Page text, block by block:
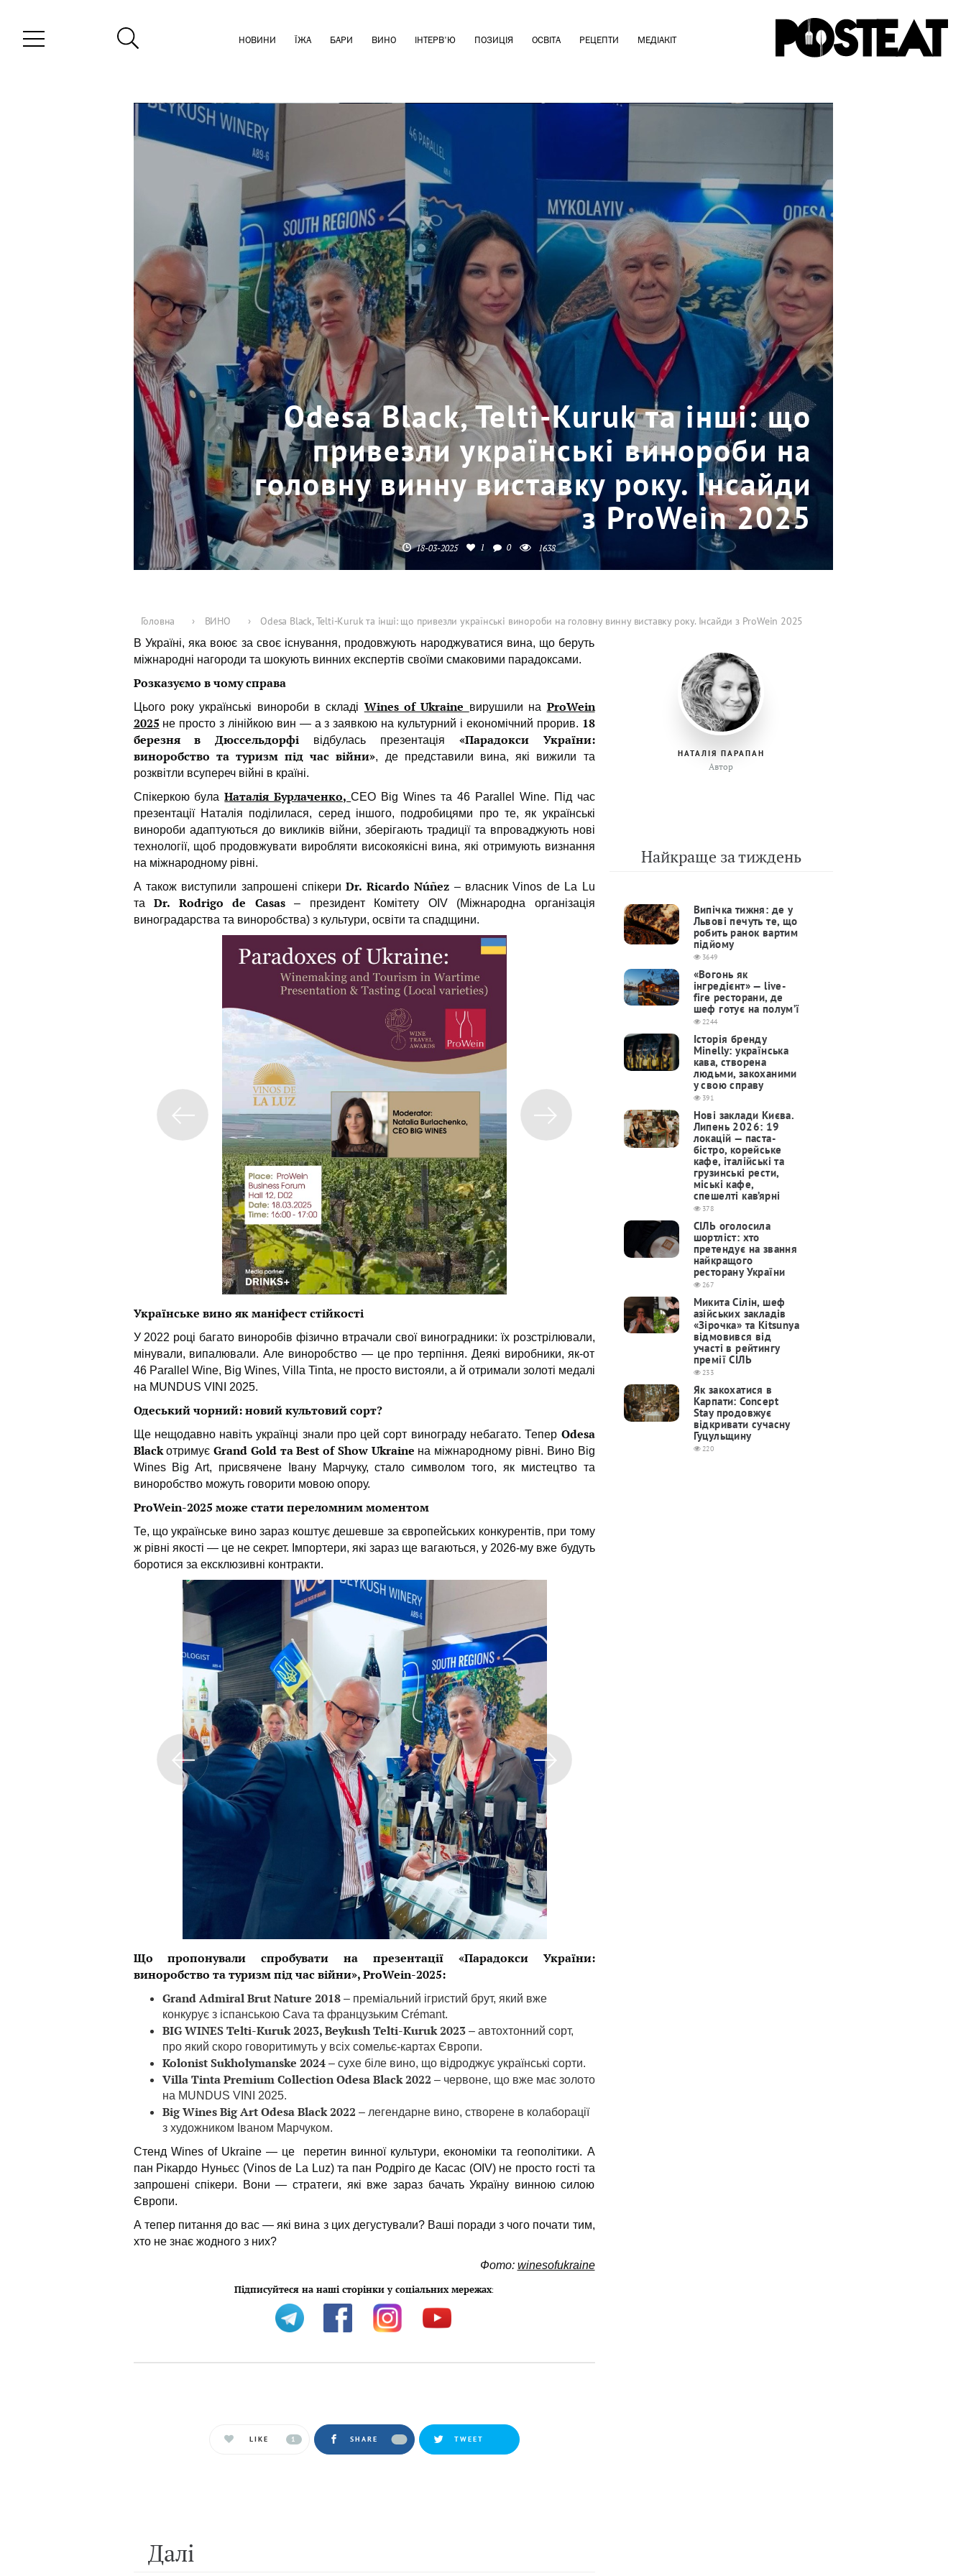
НОВИНИ ЇЖА БАРИ ВИНО ІНТЕРВ'Ю ПОЗИЦІЯ ОСВІТА РЕЦЕПТИ МЕДІАКІТ
Odesa Black, Telti-Kuruk та інші: що
привезли українські винороби на
головну винну виставку року. Інсайди
з ProWein 2025
18-03-2025 1 0 1638
Головна › ВИНО › Odesa Black, Telti-Kuruk та інші: що привезли українські винороби на головну винну виставку року. Інсайди з ProWein 2025
В Україні, яка воює за своє існування, продовжують народжуватися вина, що беруть
міжнародні нагороди та шокують винних експертів своїми смаковими парадоксами.
Розказуємо в чому справа
Цього року українські винороби в складі Wines of Ukraine вирушили на ProWein
2025 не просто з лінійкою вин — а з заявкою на культурний і економічний прорив. 18
березня в Дюссельдорфі відбулась презентація «Парадокси України:
виноробство та туризм під час війни», де представили вина, які вижили та
розквітли всупереч війні в країні.
Спікеркою булаНаталія Бурлаченко,СЕО Big Wines та 46 Parallel Wine. Під час
презентації Наталія поділилася, серед іншого, подробицями про те, як українські
винороби адаптуються до викликів війни, зберігають традиції та впроваджують нові
технології, щоб продовжувати виробляти високоякісні вина, які отримують визнання
на міжнародному рівні.
А також виступили запрошені спікериDr. Ricardo Núñez – власник Vinos de La Lu
та Dr. Rodrigo de Casas– президент Комітету OIV (Міжнародна організація
виноградарства та виноробства) з культури, освіти та спадщини.
Українське вино як маніфест стійкості
У 2022 році багато виноробів фізично втрачали свої виноградники: їх розстрілювали,
мінували, випалювали. Але виноробство — це про терпіння. Деякі виробники, як-от
46 Parallel Wine, Big Wines, Villa Tinta, не просто вистояли, а й отримали золоті медалі
на MUNDUS VINI 2025.
Одеський чорний: новий культовий сорт?
Ще нещодавно навіть українці знали про цей сорт винограду небагато. Тепер Odesa
BlackотримуєGrand Gold та Best of Show Ukraine на міжнародному рівні. Вино Big
Wines Big Art, присвячене Івану Марчуку, стало символом того, як мистецтво та
виноробство можуть говорити мовою опору.
ProWein-2025 може стати переломним моментом
Те, що українське вино зараз коштує дешевше за європейських конкурентів, при тому
ж рівні якості — це не секрет. Імпортери, які зараз ще вагаються, у 2026-му вже будуть
боротися за ексклюзивні контракти.
Що пропонували спробувати на презентації «Парадокси України:
виноробство та туризм під час війни», ProWein-2025:
Grand Admiral Brut Nature 2018– преміальний ігристий брут, який вже
конкурує з іспанською Cava та французьким Crémant.
BIG WINES Telti-Kuruk 2023, Beykush Telti-Kuruk 2023– автохтонний сорт,
про який скоро говоритимуть у всіх сомельє-картах Європи.
Kolonist Sukholymanske 2024– сухе біле вино, що відроджує українські сорти.
Villa Tinta Premium Collection Odesa Black 2022 – червоне, що вже має золото
на MUNDUS VINI 2025.
Big Wines Big Art Odesa Black 2022 – легендарне вино, створене в колаборації
з художником Іваном Марчуком.
Стенд Wines of Ukraine — це перетин винної культури, економіки та геополітики. А
пан Рікардо Нуньєс (Vinos de La Luz) та пан Родріго де Касас (OIV) не просто гості та
запрошені спікери. Вони — стратеги, які вже зараз бачать Україну винною силою
Європи.
А тепер питання до вас — які вина з цих дегустували? Ваші поради з чого почати тим,
хто не знає жодного з них?
Фото: winesofukraine
Підписуйтеся на наші сторінки у соціальних мережах:
LIKE 1 SHARE TWEET
Далi
НАТАЛІЯ ПАРАПАН
Автор
Найкраще за тиждень
Випічка тижня: де у
Львові печуть те, що
робить ранок вартим
підйому
3649
«Вогонь як
інгредієнт» — live-
fire ресторани, де
шеф готує на полум’ї
2244
Історія бренду
Minelly: українська
кава, створена
людьми, закоханими
у свою справу
391
Нові заклади Києва.
Липень 2026: 19
локацій — паста-
бістро, корейське
кафе, італійські та
грузинські рести,
міські кафе,
спешелті кав’ярні
378
СІЛЬ оголосила
шортліст: хто
претендує на звання
найкращого
ресторану України
267
Микита Сілін, шеф
азійських закладів
«Зірочка» та Kitsunya
відмовився від
участі в рейтингу
премії СІЛЬ
233
Як закохатися в
Карпати: Concept
Stay продовжує
відкривати сучасну
Гуцульщину
220